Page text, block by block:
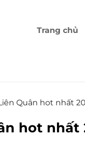
Trang chủ
Quân hot nhất
hot